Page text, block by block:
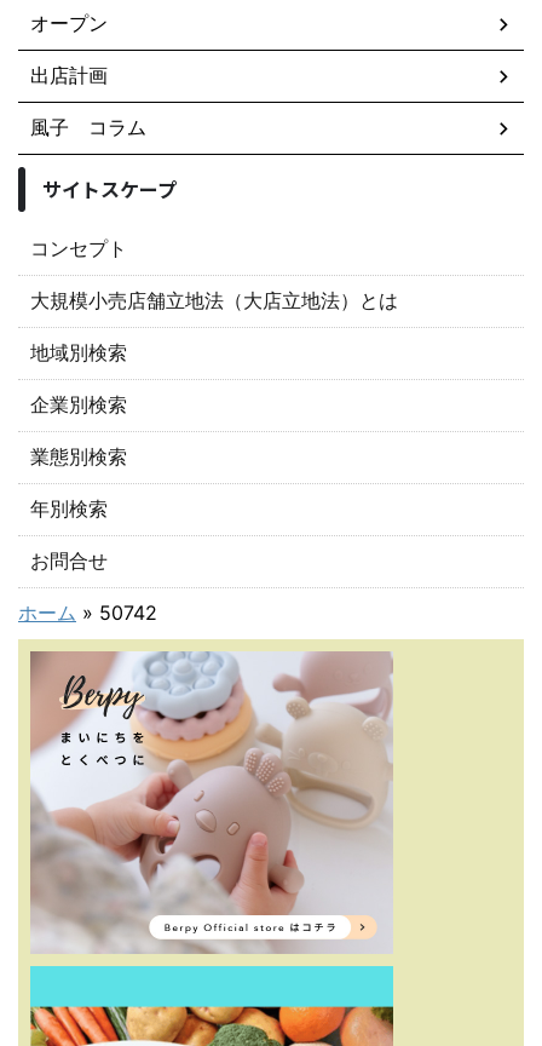
オープン
出店計画
風子 コラム
サイトスケープ
コンセプト
大規模小売店舗立地法（大店立地法）とは
地域別検索
企業別検索
業態別検索
年別検索
お問合せ
ホーム » 50742